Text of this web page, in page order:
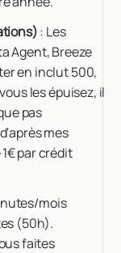
: Les
Agent, Breeze
en inclut 500,
les épuisez, il
pas
mes
par crédit
mois
(50h).
faites